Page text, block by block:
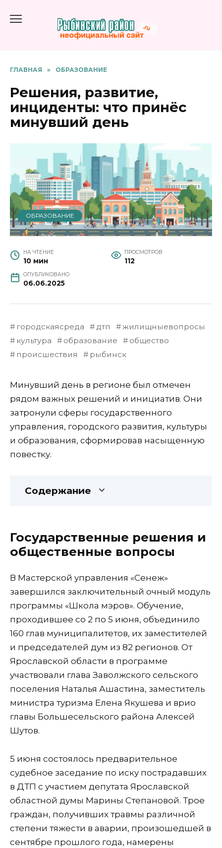
содержанию
ГЛАВНАЯ » ОБРАЗОВАНИЕ
Решения, развитие,
инциденты: что принёс
минувший день
ОБРАЗОВАНИЕ
НА ЧТЕНИЕ
10 мин
ПРОСМОТРОВ
112
ОПУБЛИКОВАНО
06.06.2025
городскаясреда дтп
жилищныевопросы
культура
образование
общество
происшествия
рыбинск
Минувший день в регионе был отмечен
рядом важных решений и инициатив. Они
затронули сферы государственного
управления, городского развития, культуры
и образования, сформировав насыщенную
повестку.
Содержание
Государственные решения и
общественные вопросы
В Мастерской управления «Сенеж»
завершился заключительный очный модуль
программы «Школа мэров». Обучение,
проходившее со 2 по 5 июня, объединило
160 глав муниципалитетов, их заместителей
и председателей дум из 82 регионов. От
Ярославской области в программе
участвовали глава Заволжского сельского
поселения Наталья Ашастина, заместитель
министра туризма Елена Якушева и врио
главы Большесельского района Алексей
Шутов.
5 июня состоялось предварительное
судебное заседание по иску пострадавших
в ДТП с участием депутата Ярославской
областной думы Марины Степановой. Трое
граждан, получивших травмы различной
степени тяжести в аварии, произошедшей в
сентябре прошлого года, намерены